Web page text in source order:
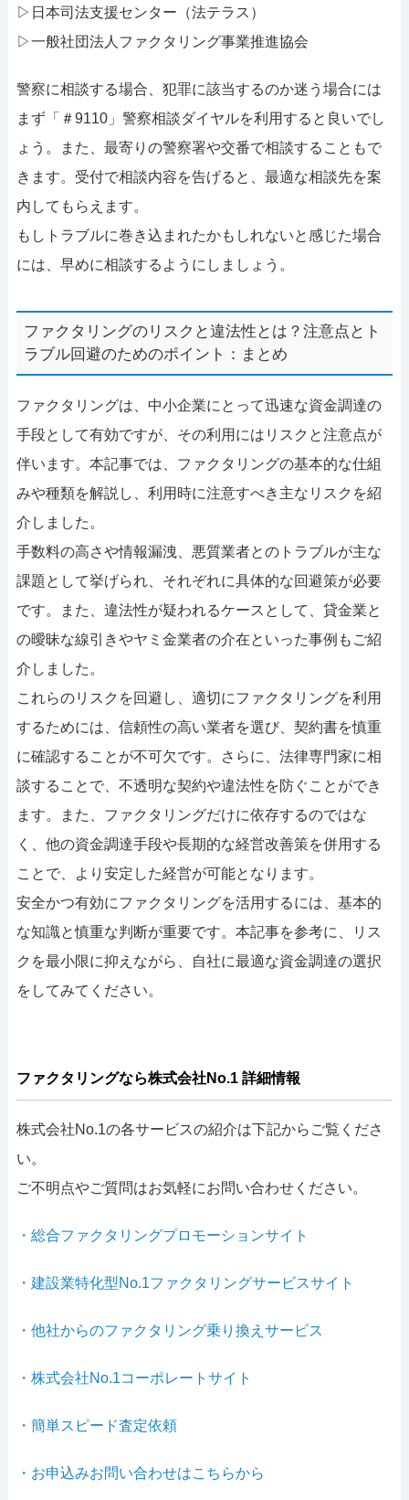
▷日本司法支援センター（法テラス）
▷一般社団法人ファクタリング事業推進協会
警察に相談する場合、犯罪に該当するのか迷う場合には
まず「＃9110」警察相談ダイヤルを利用すると良いでし
ょう。また、最寄りの警察署や交番で相談することもで
きます。受付で相談内容を告げると、最適な相談先を案
内してもらえます。
もしトラブルに巻き込まれたかもしれないと感じた場合
には、早めに相談するようにしましょう。
ファクタリングのリスクと違法性とは？注意点とト
ラブル回避のためのポイント：まとめ
ファクタリングは、中小企業にとって迅速な資金調達の
手段として有効ですが、その利用にはリスクと注意点が
伴います。本記事では、ファクタリングの基本的な仕組
みや種類を解説し、利用時に注意すべき主なリスクを紹
介しました。
手数料の高さや情報漏洩、悪質業者とのトラブルが主な
課題として挙げられ、それぞれに具体的な回避策が必要
です。また、違法性が疑われるケースとして、貸金業と
の曖昧な線引きやヤミ金業者の介在といった事例もご紹
介しました。
これらのリスクを回避し、適切にファクタリングを利用
するためには、信頼性の高い業者を選び、契約書を慎重
に確認することが不可欠です。さらに、法律専門家に相
談することで、不透明な契約や違法性を防ぐことができ
ます。また、ファクタリングだけに依存するのではな
く、他の資金調達手段や長期的な経営改善策を併用する
ことで、より安定した経営が可能となります。
安全かつ有効にファクタリングを活用するには、基本的
な知識と慎重な判断が重要です。本記事を参考に、リス
クを最小限に抑えながら、自社に最適な資金調達の選択
をしてみてください。
ファクタリングなら株式会社No.1 詳細情報
株式会社No.1の各サービスの紹介は下記からご覧くださ
い。
ご不明点やご質問はお気軽にお問い合わせください。
・総合ファクタリングプロモーションサイト
・建設業特化型No.1ファクタリングサービスサイト
・他社からのファクタリング乗り換えサービス
・株式会社No.1コーポレートサイト
・簡単スピード査定依頼
・お申込みお問い合わせはこちらから